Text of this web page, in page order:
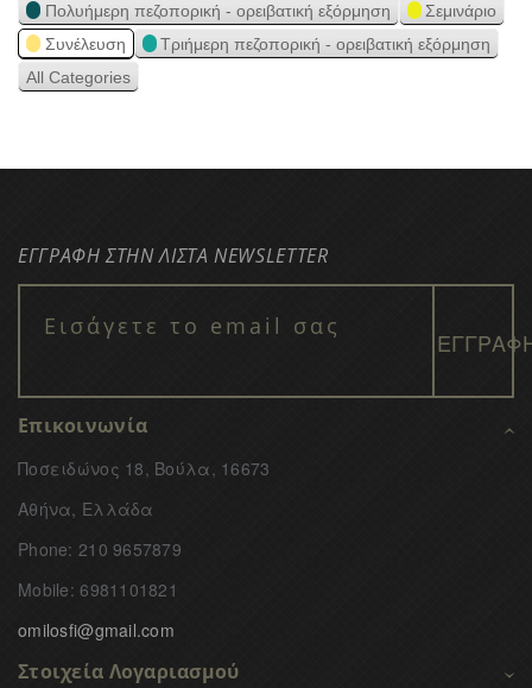
Πολυήμερη πεζοπορική - ορειβατική εξόρμηση
Σεμινάριο
Συνέλευση
Τριήμερη πεζοπορική - ορειβατική εξόρμηση
All Categories
ΕΓΓΡΑΦΗ ΣΤΗΝ ΛΙΣΤΑ NEWSLETTER
Επικοινωνία
Ποσειδώνος 18, Βούλα, 16673
Αθήνα, Ελλάδα
Phone: 210 9657879
Mobile: 6981101821
omilosfi@gmail.com
Στοιχεία Λογαριασμού